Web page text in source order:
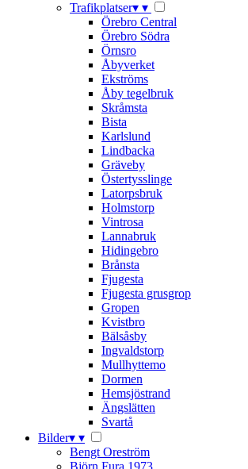
Trafikplatser▾ ▾
Örebro Central
Örebro Södra
Örnsro
Åbyverket
Ekströms
Åby tegelbruk
Skråmsta
Bista
Karlslund
Lindbacka
Gräveby
Östertysslinge
Latorpsbruk
Holmstorp
Vintrosa
Lannabruk
Hidingebro
Brånsta
Fjugesta
Fjugesta grusgrop
Gropen
Kvistbro
Bälsåsby
Ingvaldstorp
Mullhyttemo
Dormen
Hemsjöstrand
Ängslätten
Svartå
Bilder▾ ▾
Bengt Oreström
Björn Fura 1973